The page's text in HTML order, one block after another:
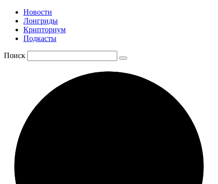
Новости
Лонгриды
Крипториум
Подкасты
Поиск